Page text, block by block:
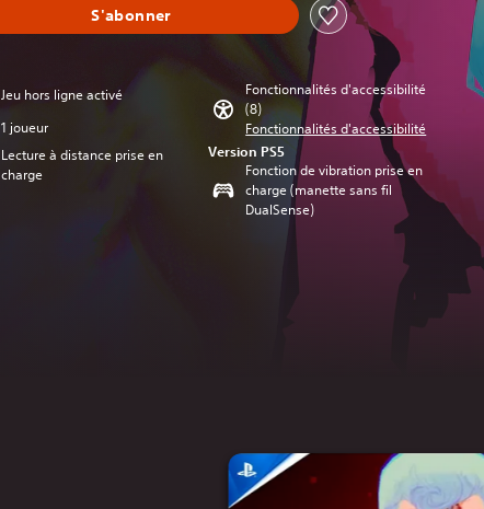
S'abonner
Jeu hors ligne activé
1 joueur
Lecture à distance prise en
charge
Fonctionnalités d'accessibilité
(8)
Fonctionnalités d'accessibilité
Version PS5
Fonction de vibration prise en
charge (manette sans fil
DualSense)